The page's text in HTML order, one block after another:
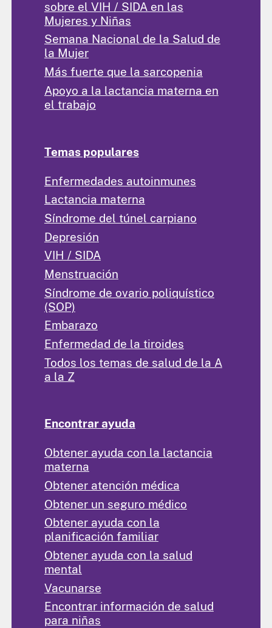
sobre el VIH / SIDA en las
Mujeres y Niñas
Semana Nacional de la Salud de
la Mujer
Más fuerte que la sarcopenia
Apoyo a la lactancia materna en
el trabajo
Temas populares
Enfermedades autoinmunes
Lactancia materna
Síndrome del túnel carpiano
Depresión
VIH / SIDA
Menstruación
Síndrome de ovario poliquístico
(SOP)
Embarazo
Enfermedad de la tiroides
Todos los temas de salud de la A
a la Z
Encontrar ayuda
Obtener ayuda con la lactancia
materna
Obtener atención médica
Obtener un seguro médico
Obtener ayuda con la
planificación familiar
Obtener ayuda con la salud
mental
Vacunarse
Encontrar información de salud
para niñas